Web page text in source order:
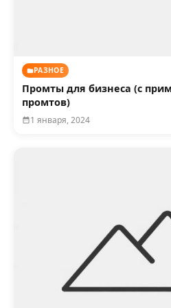
РАЗНОЕ
Промты для бизнеса (с
промтов)
1 января, 2024